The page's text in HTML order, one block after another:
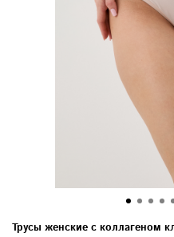
Трусы женские с коллагеном